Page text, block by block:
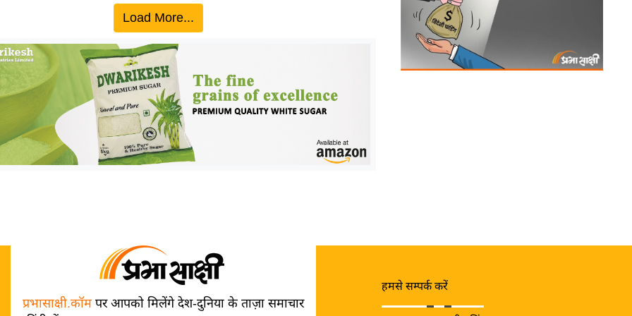
Load More...
प्रभासाक्षी.कॉमपर आपको मिलेंगे देश-दुनिया के ताज़ा समाचार
हमसे सम्पर्क करें